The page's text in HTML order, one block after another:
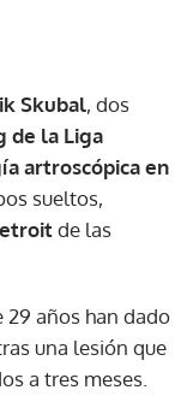
Skubal, dos
de la Liga
artroscópica en
sueltos,
de las
29 años han dado
una lesión que
a tres meses.